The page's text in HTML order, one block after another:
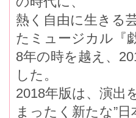
熱く自由に生きる
たミュージカル『
8年の時を越え、
した。
2018年版は、演出
まったく新たな”